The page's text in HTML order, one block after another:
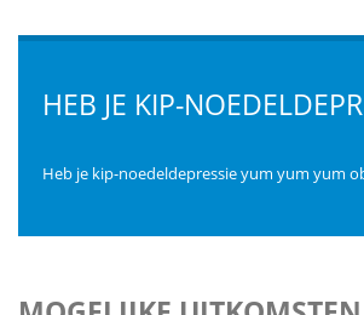
HEB JE KIP-
Heb je kip-noedeldepressie yum yum yum